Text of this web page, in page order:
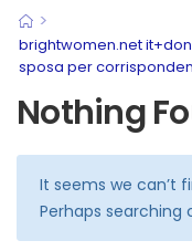
>
brightwomen.net
sposa per
Nothing
It seems we can’t
Perhaps searching